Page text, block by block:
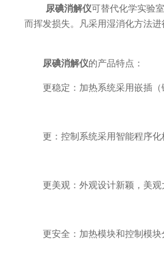
尿碘消解仪可替代化学实验
而挥发损失。凡采用湿消化方法
尿碘消解仪的产品特点：
更稳定：加热系统采用嵌插（
更：控制系统采用智能程序化
更美观：外观设计新颖，美观
更安全：加热模块和控制模块